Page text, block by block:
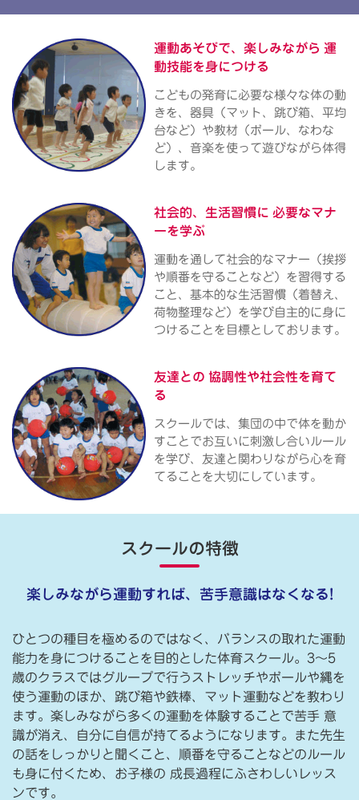
運動あそびで、楽しみながら 運
動技能を身につける
こどもの発育に必要な様々な体の動
きを、器具（マット、跳び箱、平均
台など）や教材（ボール、なわな
ど）、音楽を使って遊びながら体得
します。
社会的、生活習慣に 必要なマナ
ーを学ぶ
運動を通して社会的なマナー（挨拶
や順番を守ることなど）を習得する
こと、基本的な生活習慣（着替え、
荷物整理など）を学び自主的に身に
つけることを目標としております。
友達との 協調性や社会性を育て
る
スクールでは、集団の中で体を動か
すことでお互いに刺激し合いルール
を学び、友達と関わりながら心を育
てることを大切にしています。
スクールの特徴
楽しみながら運動すれば、苦手意識はなくなる!
ひとつの種目を極めるのではなく、バランスの取れた運動
能力を身につけることを目的とした体育スクール。3〜5
歳のクラスではグループで行うストレッチやボールや縄を
使う運動のほか、跳び箱や鉄棒、マット運動などを教わり
ます。楽しみながら多くの運動を体験することで苦手 意
識が消え、自分に自信が持てるようになります。また先生
の話をしっかりと聞くこと、順番を守ることなどのルール
も身に付くため、お子様の 成長過程にふさわしいレッス
ンです。